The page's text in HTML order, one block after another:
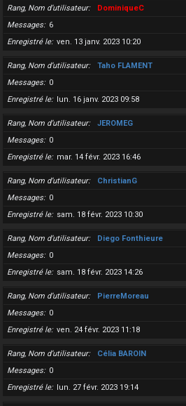
Rang, Nom d’utilisateur
DominiqueC
Messages
6
Enregistré le
ven. 13 janv. 2023 10:20
Rang, Nom d’utilisateur
Taho FLAMENT
Messages
0
Enregistré le
lun. 16 janv. 2023 09:58
Rang, Nom d’utilisateur
JEROMEG
Messages
0
Enregistré le
mar. 14 févr. 2023 16:46
Rang, Nom d’utilisateur
ChristianG
Messages
0
Enregistré le
sam. 18 févr. 2023 10:30
Rang, Nom d’utilisateur
Diego Fonthieure
Messages
0
Enregistré le
sam. 18 févr. 2023 14:26
Rang, Nom d’utilisateur
PierreMoreau
Messages
0
Enregistré le
ven. 24 févr. 2023 11:18
Rang, Nom d’utilisateur
Célia BAROIN
Messages
0
Enregistré le
lun. 27 févr. 2023 19:14